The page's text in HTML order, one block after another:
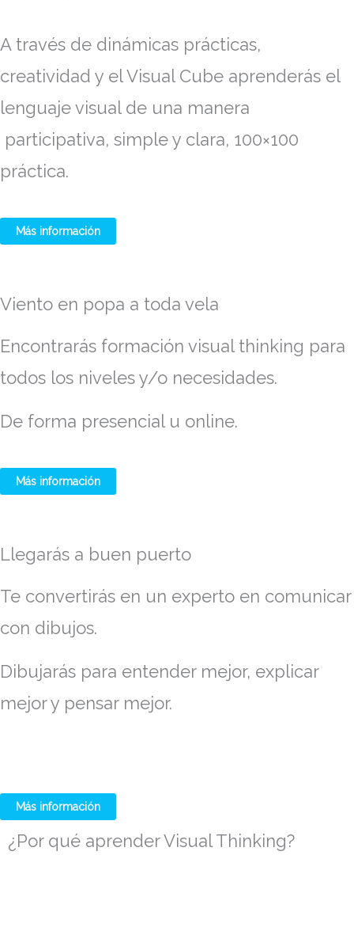
A través de dinámicas prácticas,
creatividad y el Visual Cube aprenderás el
lenguaje visual de una manera
participativa, simple y clara, 100×100
práctica.
Más información
Viento en popa a toda vela
Encontrarás formación visual thinking para
todos los niveles y/o necesidades.
De forma presencial u online.
Más información
Llegarás a buen puerto
Te convertirás en un experto en comunicar
con dibujos.
Dibujarás para entender mejor, explicar
mejor y pensar mejor.
Más información
¿Por qué aprender Visual Thinking?